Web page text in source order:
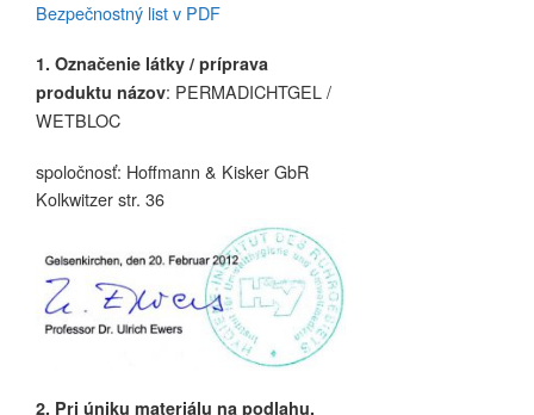
Bezpečnostný list v PDF
1. Označenie látky / príprava
produktu názov: PERMADICHTGEL /
WETBLOC
spoločnosť: Hoffmann & Kisker GbR
Kolkwitzer str. 36
2. Pri úniku materiálu na podlahu,